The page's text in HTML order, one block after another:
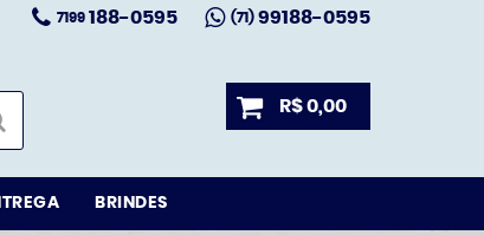
7199188-0595 (71)99188-0595
R$ 0,00
BRINDES